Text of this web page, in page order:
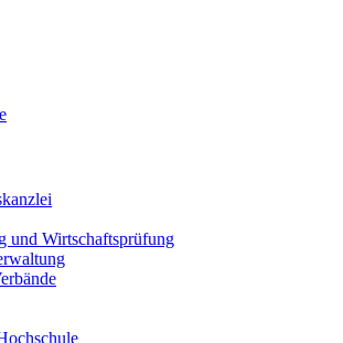
und Wirtschaftsprüfung